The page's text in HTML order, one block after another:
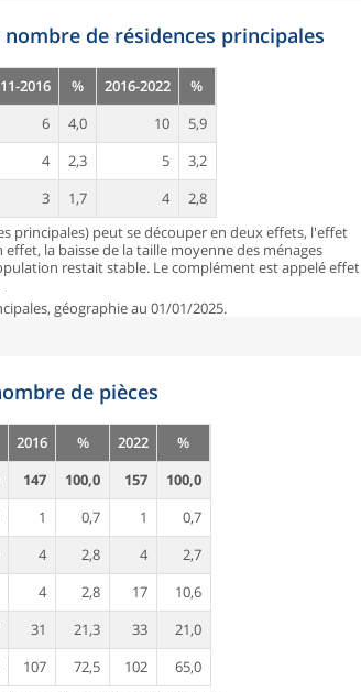
de résidences principales
2016 % 2016-2022
%
6 4,0 10
5,9
4 2,3 5
3,2
3 1,7 4
2,8
principales) peut se découper en deux effets, l'effet
la baisse de la taille moyenne des ménages
restait stable. Le complément est appelé effet
géographie au 01/01/2025.
de pièces
2016 % 2022
%
147 100,0 157
100,0
1 0,7 1
0,7
4 2,8 4
2,7
4 2,8 17
10,6
31 21,3 33
21,0
107 72,5 102
65,0